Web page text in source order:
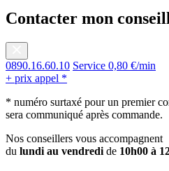
Contacter mon
0890.16.60.10 Service 0,80 €/min
+ prix appel *
* numéro surtaxé pour un premier
sera communiqué après commande.
Nos conseillers vous accompagnent
du lundi au vendredi de 10h00 à